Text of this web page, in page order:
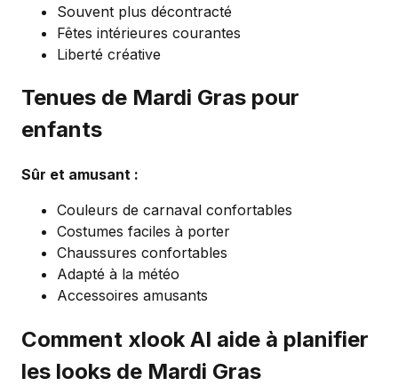
Souvent plus décontracté
Fêtes intérieures courantes
Liberté créative
Tenues de Mardi Gras pour
enfants
Sûr et amusant :
Couleurs de carnaval confortables
Costumes faciles à porter
Chaussures confortables
Adapté à la météo
Accessoires amusants
Comment xlook AI aide à planifier
les looks de Mardi Gras